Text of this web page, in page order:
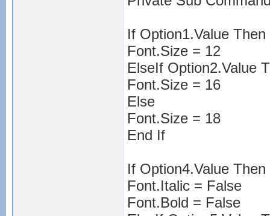
If Option1.Value Then
Font.Size = 12
ElseIf Option2.Value
Font.Size = 16
Else
Font.Size = 18
End If
If Option4.Value Then
Font.Italic = False
Font.Bold = False